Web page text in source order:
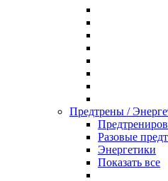
Предтрены /
Разовые
Энергетики
Показать все